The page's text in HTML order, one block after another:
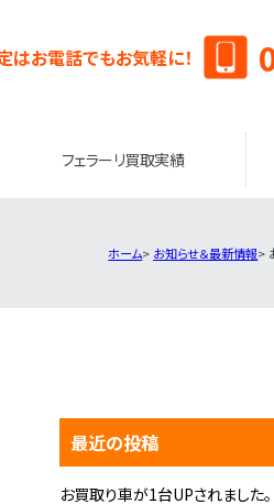
はお電話でもお気軽に！
フェラーリ買取実績
ホーム お知らせ＆最新情報
最近の投稿
お買取り車が1台UPされました。